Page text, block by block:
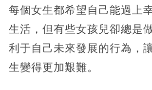
每個女生都希望自己能過上
生活，但有些女孩兒卻總是
利于自己未來發展的行為，
生變得更加艱難。